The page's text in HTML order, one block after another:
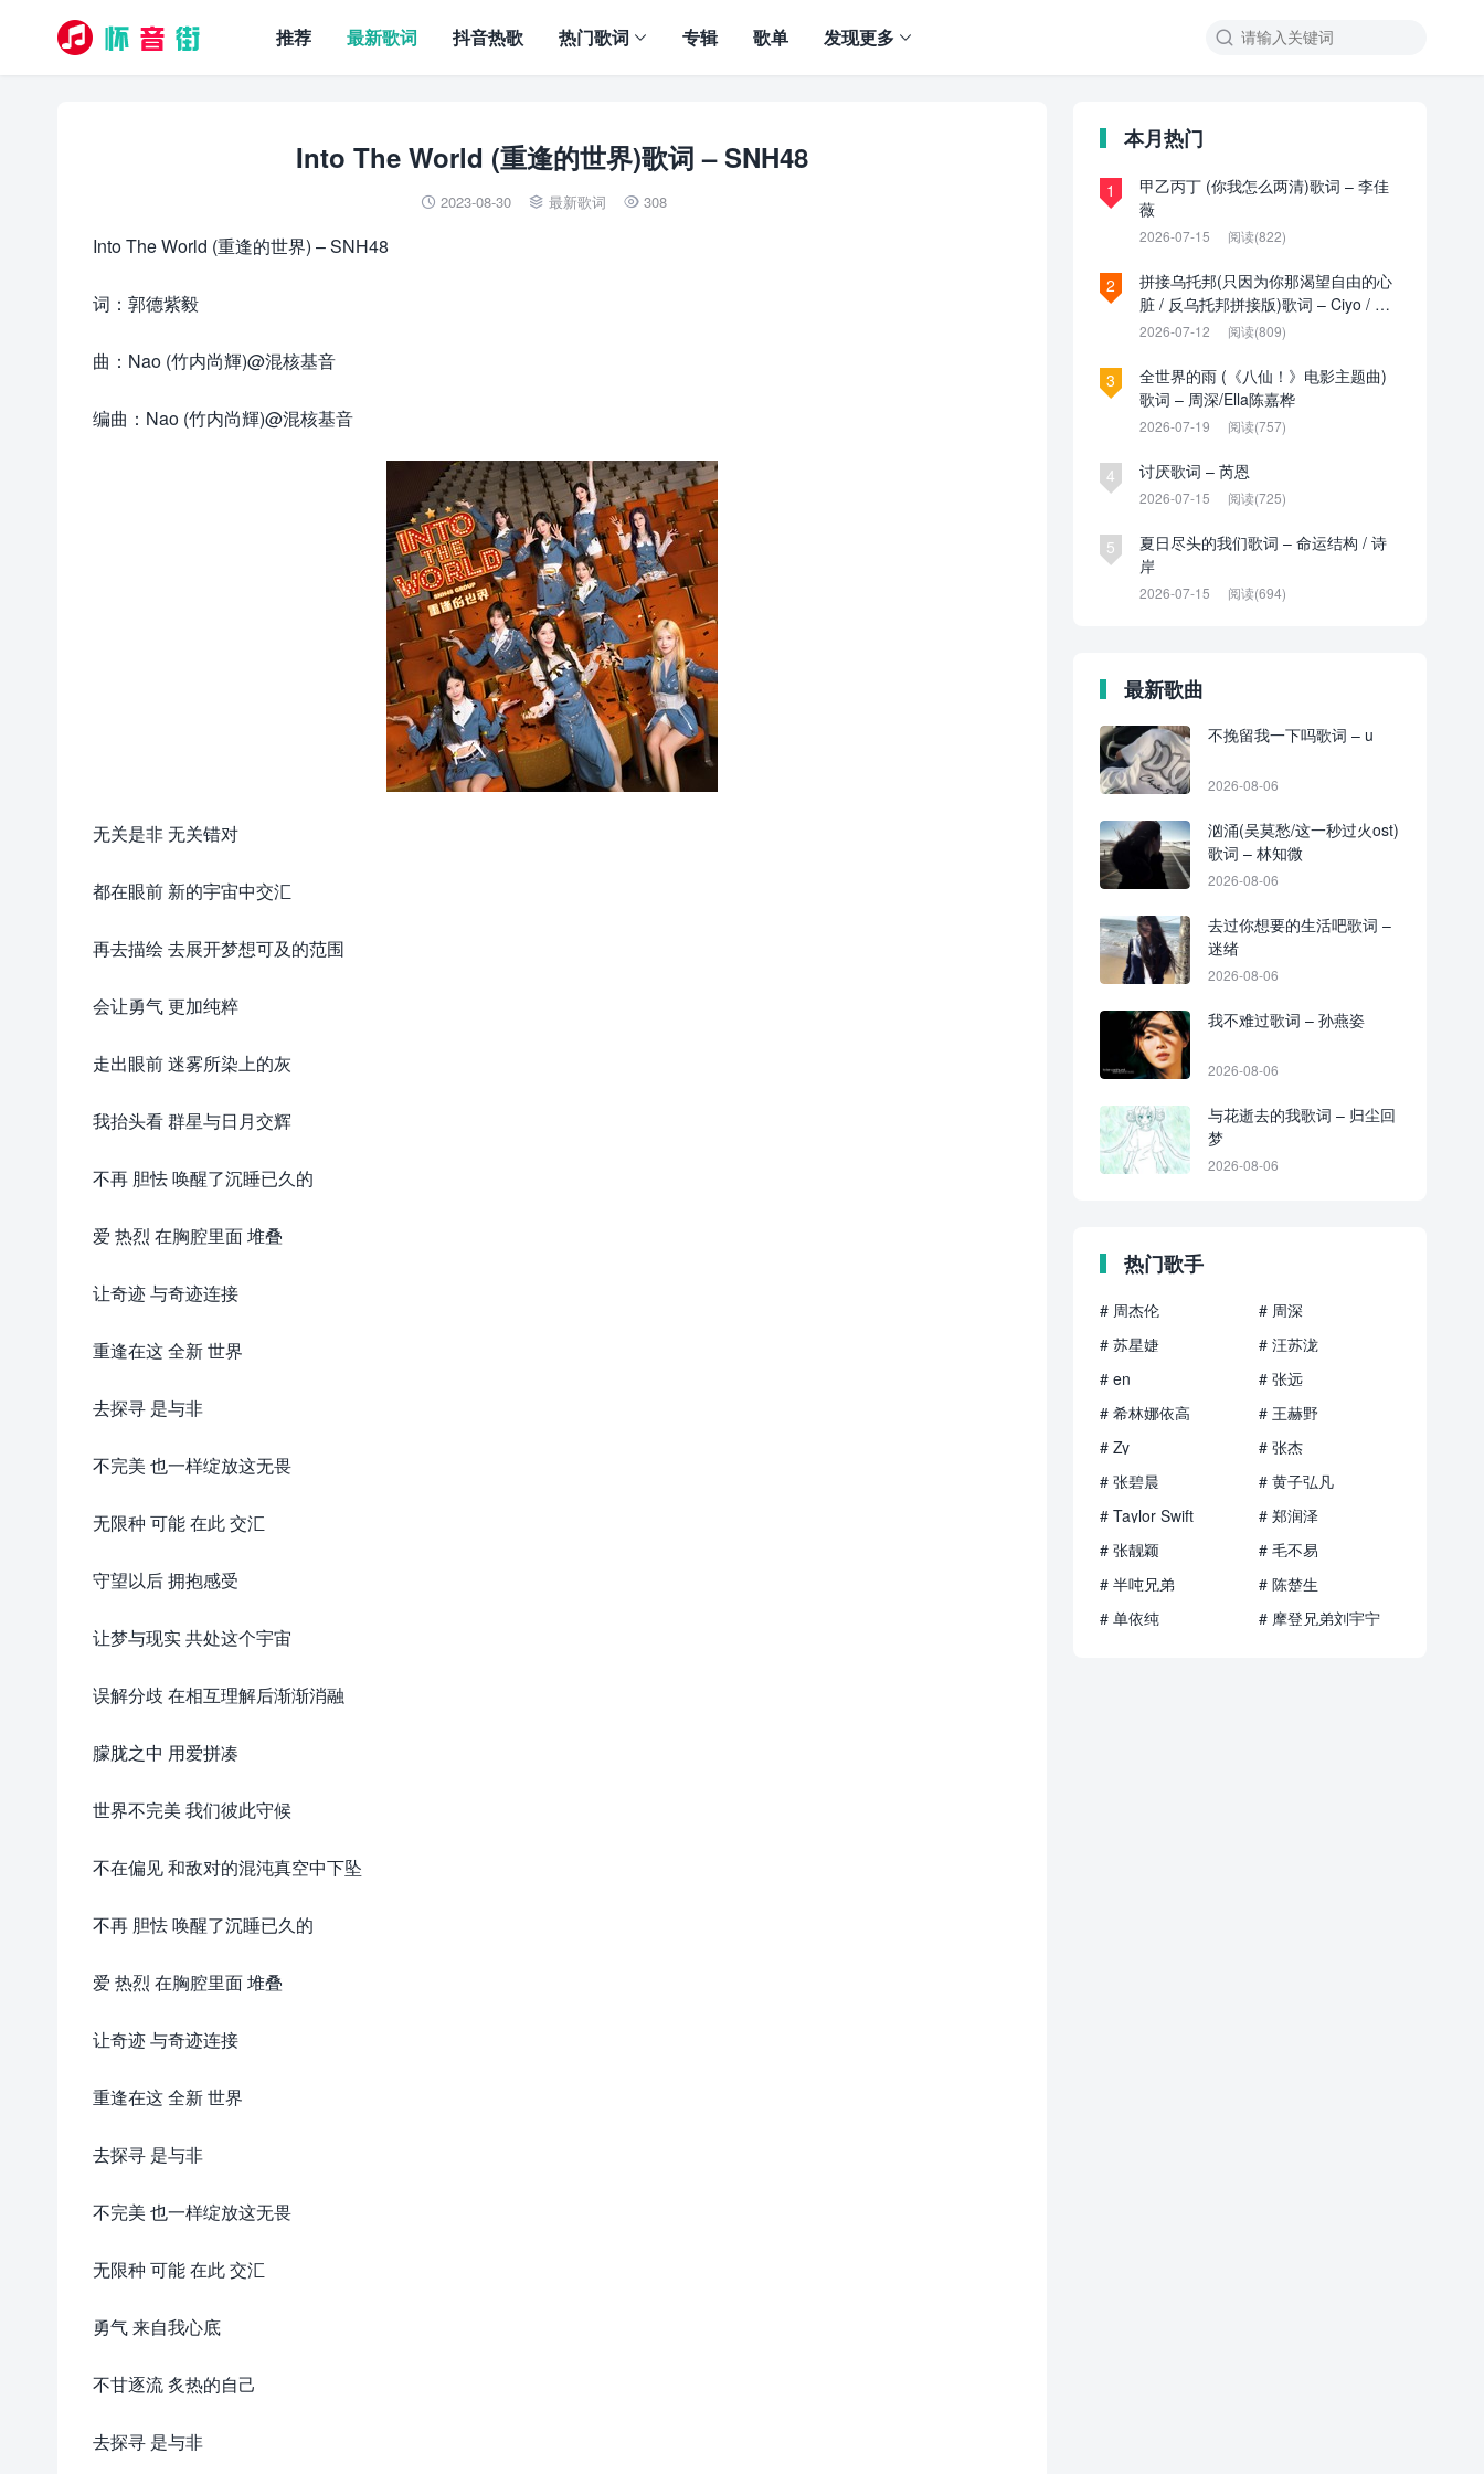

推荐 最新歌词 抖音热歌 热门歌词 专辑 歌单 发现更多
Into The World (重逢的世界)歌词 – SNH48
 2023-08-30  最新歌词  308
Into The World (重逢的世界) – SNH48
词：郭德紫毅
曲：Nao (竹内尚輝)@混核基音
编曲：Nao (竹内尚輝)@混核基音
无关是非 无关错对
都在眼前 新的宇宙中交汇
再去描绘 去展开梦想可及的范围
会让勇气 更加纯粹
走出眼前 迷雾所染上的灰
我抬头看 群星与日月交辉
不再 胆怯 唤醒了沉睡已久的
爱 热烈 在胸腔里面 堆叠
让奇迹 与奇迹连接
重逢在这 全新 世界
去探寻 是与非
不完美 也一样绽放这无畏
无限种 可能 在此 交汇
守望以后 拥抱感受
让梦与现实 共处这个宇宙
误解分歧 在相互理解后渐渐消融
朦胧之中 用爱拼凑
世界不完美 我们彼此守候
不在偏见 和敌对的混沌真空中下坠
不再 胆怯 唤醒了沉睡已久的
爱 热烈 在胸腔里面 堆叠
让奇迹 与奇迹连接
重逢在这 全新 世界
去探寻 是与非
不完美 也一样绽放这无畏
无限种 可能 在此 交汇
勇气 来自我心底
不甘逐流 炙热的自己
去探寻 是与非
本月热门
1
甲乙丙丁 (你我怎么两清)歌词 – 李佳
薇
2026-07-15 阅读(822)
2
拼接乌托邦(只因为你那渴望自由的心
脏 / 反乌托邦拼接版)歌词 – Ciyo / 见
过夏天P / 乌托邦P
2026-07-12 阅读(809)
3
全世界的雨 (《八仙！》电影主题曲)
歌词 – 周深/Ella陈嘉桦
2026-07-19 阅读(757)
4 讨厌歌词 – 芮恩
2026-07-15 阅读(725)
5
夏日尽头的我们歌词 – 命运结构 / 诗
岸
2026-07-15 阅读(694)
最新歌曲
不挽留我一下吗歌词 – u
2026-08-06
汹涌(吴莫愁/这一秒过火ost)
歌词 – 林知微
2026-08-06
去过你想要的生活吧歌词 –
迷绪
2026-08-06
我不难过歌词 – 孙燕姿
2026-08-06
与花逝去的我歌词 – 归尘回
梦
2026-08-06
热门歌手
# 周杰伦
# 周深
# 苏星婕
# 汪苏泷
# en
# 张远
# 希林娜依高
# 王赫野
# Zy
# 张杰
# 张碧晨
# 黄子弘凡
# Taylor Swift
# 郑润泽
# 张靓颖
# 毛不易
# 半吨兄弟
# 陈楚生
# 单依纯
# 摩登兄弟刘宇宁